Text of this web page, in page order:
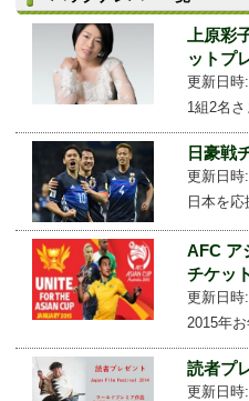
上原彩
ットプ
更新日時
1組2名
日豪戦
更新日時
日本を応
AFC ア
チケッ
更新日時
2015年
読者プ
更新日時